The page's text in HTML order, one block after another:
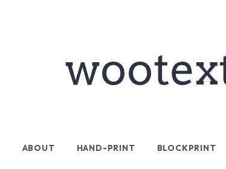
ABOUT HAND-PRINT BLOCKPRINT